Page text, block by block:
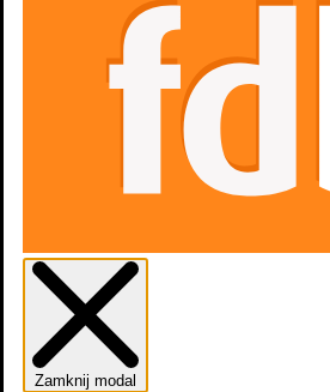
Listy
Zdjęcia
Zamknij modal